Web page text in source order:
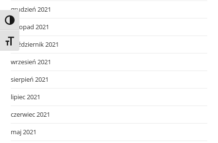
Toggle High Contrast
Toggle Font size
grudzień 2021
listopad 2021
październik 2021
wrzesień 2021
sierpień 2021
lipiec 2021
czerwiec 2021
maj 2021